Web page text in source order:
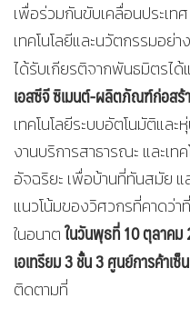
เพื่อร่วมกันขับเคลื่อนประเท
เทคโนโลยีและนวัตกรรมอย่
ได้รับเกียรติจากพันธมิตรได้
เอสซีจี ซิเมนต์-ผลิตภัณฑ์ก่อสร้
เทคโนโลยีระบบอัตโนมัติและ
งานบริการสาธารณะ และเท
อัจฉริยะ เพื่อบ้านที่ทันสมัย แ
แนวโน้มของวิศวกรที่คาดว่
ในอนาตในวันพุธที่ 10 ตุลาคม
เอเทรียม 3 ชั้น 3 ศูนย์การค้าเซ็
ติดตามที่